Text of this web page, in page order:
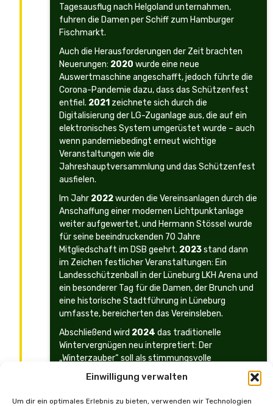
Einwilligung verwalten
Um dir ein optimales Erlebnis zu bieten, verwenden wir Technologien
Tagesausflug nach Helgoland unternahmen,
fuhren die Damen per Schiff zum Hamburger
Fischmarkt.
Auch die Herausforderungen der Zeit brachten
Neuerungen: 2020 wurde eine neue
Auswertmaschine angeschafft, jedoch führte die
Corona-Pandemie dazu, dass das Schützenfest
entfiel. 2021 zeichnete sich durch die
Digitalisierung der LG-Zuganlage aus, die auf ein
elektronisches System umgerüstet wurde – auch
wenn pandemiebedingt erneut wichtige
Veranstaltungen wie die
Jahreshauptversammlung und das Schützenfest
ausfielen.
Im Jahr 2022wurden die Vereinsanlagen durch die
Anschaffung einer modernen Lichtpunktanlage
weiter aufgewertet, und Hermann Stössel wurde
für seine beeindruckenden 70 Jahre
Mitgliedschaft im DSB geehrt. 2023stand dann
im Zeichen festlicher Veranstaltungen: Ein
Landesschützenball in der Lüneburg LKH Arena und
ein besonderer Tag für die Damen, der Brunch und
eine historische Stadtführung in Lüneburg
umfasste, bereicherten das Vereinsleben.
Abschließend wird 2024 das traditionelle
Wintervergnügen neu interpretiert: Der
„Winterzauber“ soll als stimmungsvolle
Außenveranstaltung, die an einen
Weihnachtsmarkt erinnert, den Blick in die
Zukunft des Vereins symbolisieren.